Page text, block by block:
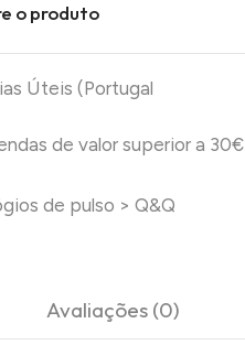
o produto
Úteis (Portugal
de valor superior a 30€
de pulso > Q&Q
Avaliações (0)